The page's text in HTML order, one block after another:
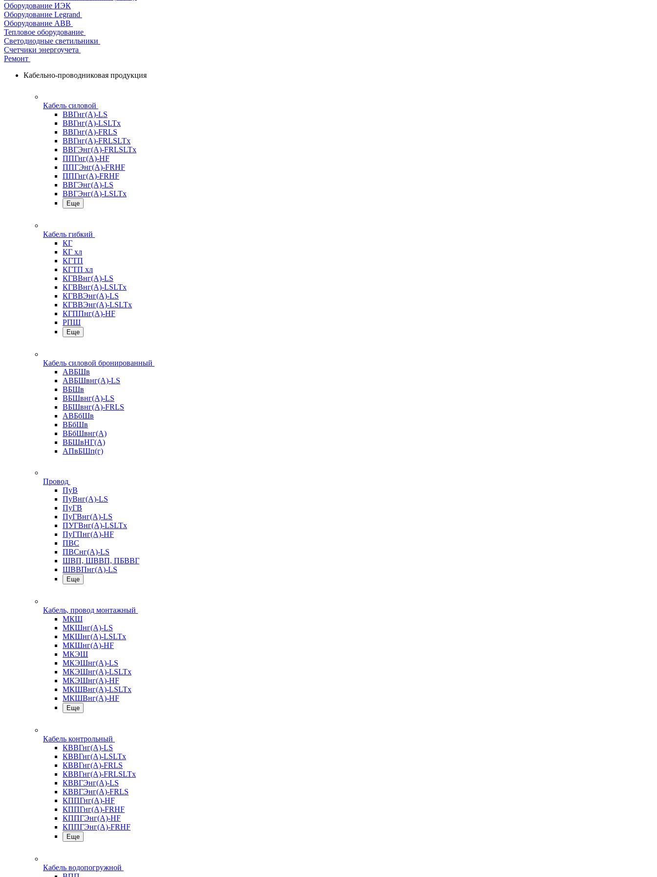
Оборудование ИЭК
Оборудование Legrand
Оборудование АВВ
Тепловое оборудование
Светодиодные светильники
Счетчики энергоучета
Ремонт
Кабельно-проводниковая продукция
Кабель силовой
ВВГнг(А)-LS
ВВГнг(А)-LSLTx
ВВГнг(А)-FRLS
ВВГнг(А)-FRLSLTx
ВВГЭнг(А)-FRLSLTx
ППГнг(А)-HF
ППГЭнг(А)-FRHF
ППГнг(А)-FRHF
ВВГЭнг(А)-LS
ВВГЭнг(А)-LSLTx
Еще
Кабель гибкий
КГ
КГ хл
КГТП
КГТП хл
КГВВнг(А)-LS
КГВВнг(А)-LSLTx
КГВВЭнг(А)-LS
КГВВЭнг(А)-LSLTx
КГППнг(А)-HF
РПШ
Еще
Кабель силовой бронированный
АВБШв
АВБШвнг(А)-LS
ВБШв
ВБШвнг(А)-LS
ВБШвнг(А)-FRLS
АВБбШв
ВБбШв
ВБбШвнг(А)
ВБШвНГ(А)
АПвБШп(г)
Провод
ПуВ
ПуВнг(А)-LS
ПуГВ
ПуГВнг(А)-LS
ПУГВнг(А)-LSLTx
ПуГПнг(А)-HF
ПВС
ПВСнг(А)-LS
ШВП, ШВВП, ПБВВГ
ШВВПнг(А)-LS
Еще
Кабель, провод монтажный
МКШ
МКШнг(А)-LS
МКШнг(А)-LSLTx
МКШнг(А)-HF
МКЭШ
МКЭШнг(А)-LS
МКЭШнг(А)-LSLTx
МКЭШнг(А)-HF
МКШВнг(A)-LSLTx
МКШВнг(А)-HF
Еще
Кабель контрольный
КВВГнг(А)-LS
КВВГнг(А)-LSLTx
КВВГнг(А)-FRLS
КВВГнг(А)-FRLSLTx
КВВГЭнг(А)-LS
КВВГЭнг(А)-FRLS
КППГнг(А)-HF
КППГнг(А)-FRHF
КППГЭнг(А)-HF
КППГЭнг(А)-FRHF
Еще
Кабель водопогружной